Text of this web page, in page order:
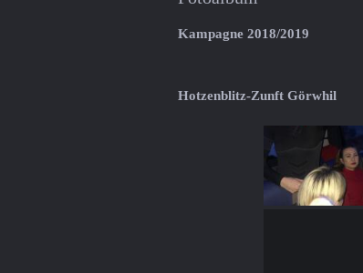
Kampagne 2018/2019
Hotzenblitz-Zunft Görwhil